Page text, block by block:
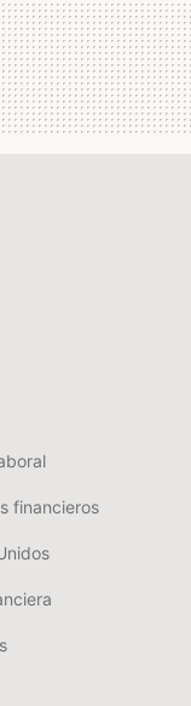
financieros